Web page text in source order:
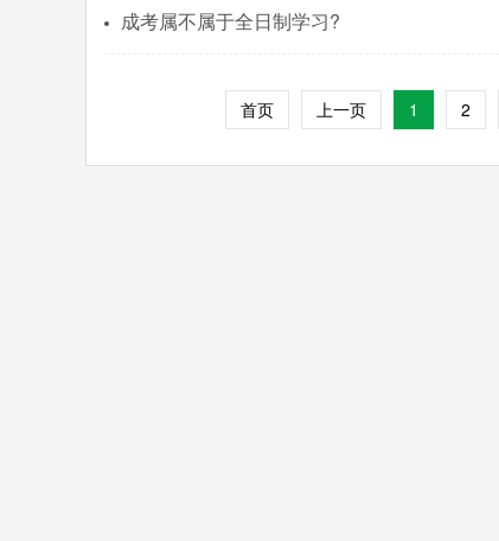
成考属不属于全日制学习?
首页 上一页 1 2